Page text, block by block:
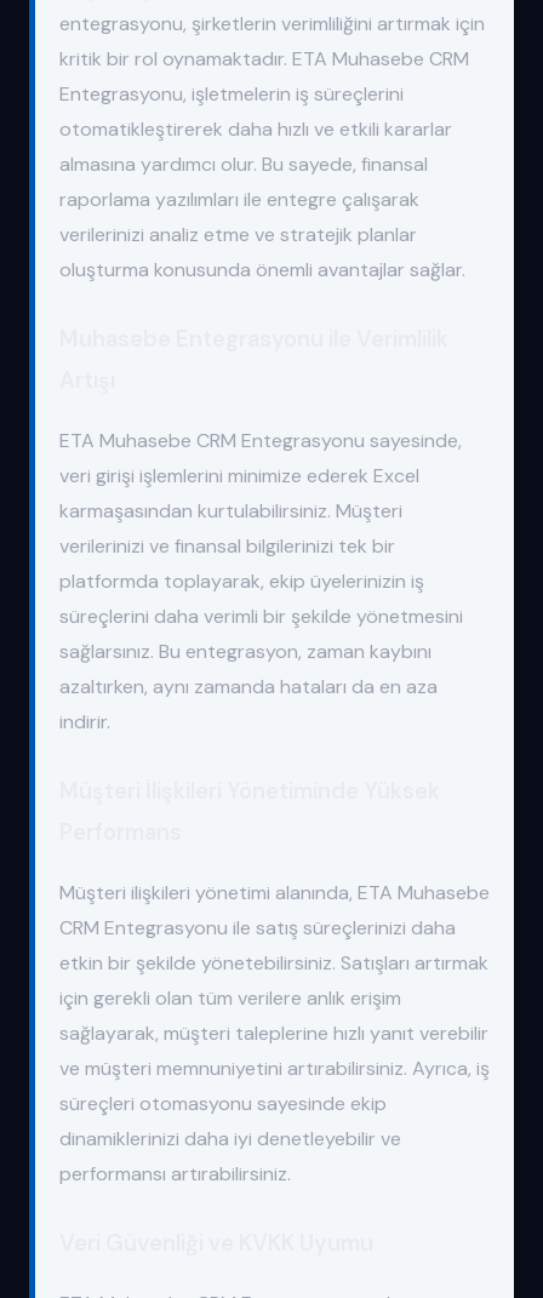
entegrasyonu, şirketlerin verimliliğini artırmak için
kritik bir rol oynamaktadır. ETA Muhasebe CRM
Entegrasyonu, işletmelerin iş süreçlerini
otomatikleştirerek daha hızlı ve etkili kararlar
almasına yardımcı olur. Bu sayede, finansal
raporlama yazılımları ile entegre çalışarak
verilerinizi analiz etme ve stratejik planlar
oluşturma konusunda önemli avantajlar sağlar.
ETA Muhasebe CRM Entegrasyonu sayesinde,
veri girişi işlemlerini minimize ederek Excel
karmaşasından kurtulabilirsiniz. Müşteri
verilerinizi ve finansal bilgilerinizi tek bir
platformda toplayarak, ekip üyelerinizin iş
süreçlerini daha verimli bir şekilde yönetmesini
sağlarsınız. Bu entegrasyon, zaman kaybını
azaltırken, aynı zamanda hataları da en aza
indirir.
Müşteri ilişkileri yönetimi alanında, ETA Muhasebe
CRM Entegrasyonu ile satış süreçlerinizi daha
etkin bir şekilde yönetebilirsiniz. Satışları artırmak
için gerekli olan tüm verilere anlık erişim
sağlayarak, müşteri taleplerine hızlı yanıt verebilir
ve müşteri memnuniyetini artırabilirsiniz. Ayrıca, iş
süreçleri otomasyonu sayesinde ekip
dinamiklerinizi daha iyi denetleyebilir ve
performansı artırabilirsiniz.